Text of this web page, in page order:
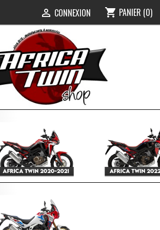
 CONNEXION shopping_cart PANIER (0)